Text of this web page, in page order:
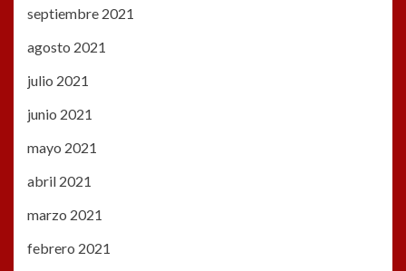
septiembre 2021
agosto 2021
julio 2021
junio 2021
mayo 2021
abril 2021
marzo 2021
febrero 2021